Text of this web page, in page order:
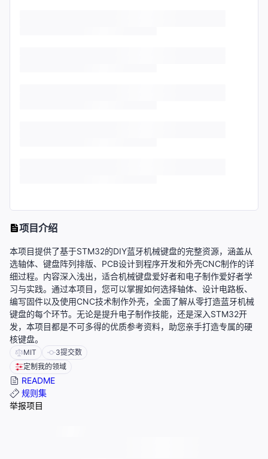
项目介绍
本项目提供了基于STM32的DIY蓝牙机械键盘的完整资源，涵盖从
选轴体、键盘阵列排版、PCB设计到程序开发和外壳CNC制作的详
细过程。内容深入浅出，适合机械键盘爱好者和电子制作爱好者学
习与实践。通过本项目，您可以掌握如何选择轴体、设计电路板、
编写固件以及使用CNC技术制作外壳，全面了解从零打造蓝牙机械
键盘的每个环节。无论是提升电子制作技能，还是深入STM32开
发，本项目都是不可多得的优质参考资料，助您亲手打造专属的硬
核键盘。
MIT 3提交数
定制我的领域
README
规则集
举报项目